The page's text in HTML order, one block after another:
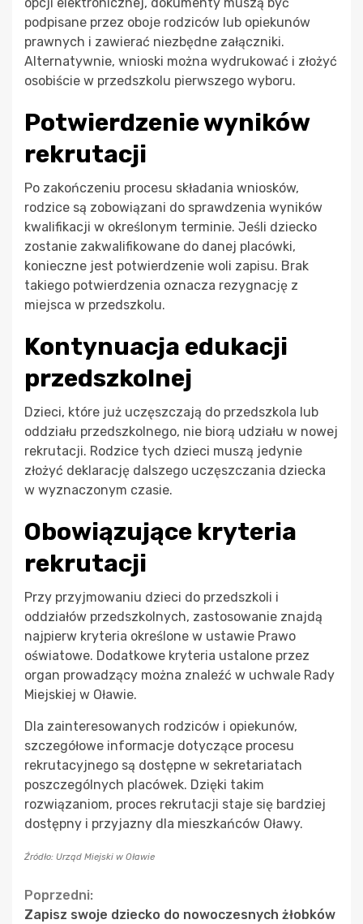
podpisane przez oboje rodziców lub opiekunów
prawnych i zawierać niezbędne załączniki.
Alternatywnie, wnioski można wydrukować i złożyć
osobiście w przedszkolu pierwszego wyboru.
Potwierdzenie wyników
rekrutacji
Po zakończeniu procesu składania wniosków,
rodzice są zobowiązani do sprawdzenia wyników
kwalifikacji w określonym terminie. Jeśli dziecko
zostanie zakwalifikowane do danej placówki,
konieczne jest potwierdzenie woli zapisu. Brak
takiego potwierdzenia oznacza rezygnację z
miejsca w przedszkolu.
Kontynuacja edukacji
przedszkolnej
Dzieci, które już uczęszczają do przedszkola lub
oddziału przedszkolnego, nie biorą udziału w nowej
rekrutacji. Rodzice tych dzieci muszą jedynie
złożyć deklarację dalszego uczęszczania dziecka
w wyznaczonym czasie.
Obowiązujące kryteria
rekrutacji
Przy przyjmowaniu dzieci do przedszkoli i
oddziałów przedszkolnych, zastosowanie znajdą
najpierw kryteria określone w ustawie Prawo
oświatowe. Dodatkowe kryteria ustalone przez
organ prowadzący można znaleźć w uchwale Rady
Miejskiej w Oławie.
Dla zainteresowanych rodziców i opiekunów,
szczegółowe informacje dotyczące procesu
rekrutacyjnego są dostępne w sekretariatach
poszczególnych placówek. Dzięki takim
rozwiązaniom, proces rekrutacji staje się bardziej
dostępny i przyjazny dla mieszkańców Oławy.
Źródło: Urząd Miejski w Oławie
Continue
Poprzedni:
Zapisz swoje dziecko do nowoczesnych żłobków